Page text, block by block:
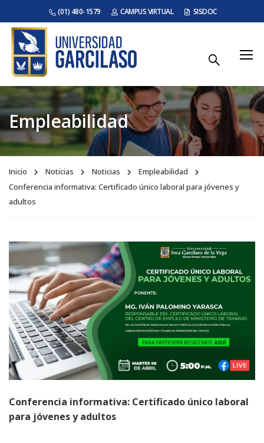
(01) 480-1579 CAMPUS VIRTUAL SISDOC
Empleabilidad
Inicio Noticias Noticias
Empleabilidad
Conferencia informativa: Certificado único laboral para jóvenes y
adultos
Conferencia informativa: Certificado único laboral
para jóvenes y adultos